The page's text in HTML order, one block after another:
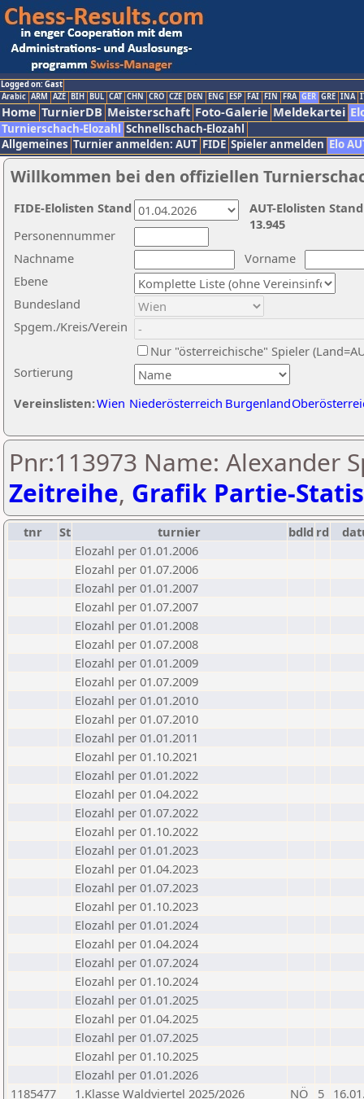
Logged on: Gast
Arabic ARM AZE BIH BUL CAT CHN CRO CZE DEN ENG ESP FAI FIN FRA GER GRE INA
Home TurnierDB Meisterschaft Foto-Galerie Meldekartei
Turnierschach-Elozahl Schnellschach-Elozahl
Allgemeines Turnier anmelden: AUT FIDE Spieler anmelden Elo
Willkommen bei den offiziellen
Nachname
Vorname
Ebene
Sortierung
Personennummer
Bundesland
Spgem./Kreis/Verein
Nur "österreichische" Spieler
Vereinslisten:Wien Niederösterreich Burgenland
AUT-Elolisten
13.945
FIDE-Elolisten Stand
Pnr:113973 Name: Alexander
Zeitreihe, Grafik Partie-
tnr St turnier bdld rd
Elozahl per 01.01.2006
Elozahl per 01.07.2006
Elozahl per 01.01.2007
Elozahl per 01.07.2007
Elozahl per 01.01.2008
Elozahl per 01.07.2008
Elozahl per 01.01.2009
Elozahl per 01.07.2009
Elozahl per 01.01.2010
Elozahl per 01.07.2010
Elozahl per 01.01.2011
Elozahl per 01.10.2021
Elozahl per 01.01.2022
Elozahl per 01.04.2022
Elozahl per 01.07.2022
Elozahl per 01.10.2022
Elozahl per 01.01.2023
Elozahl per 01.04.2023
Elozahl per 01.07.2023
Elozahl per 01.10.2023
Elozahl per 01.01.2024
Elozahl per 01.04.2024
Elozahl per 01.07.2024
Elozahl per 01.10.2024
Elozahl per 01.01.2025
Elozahl per 01.04.2025
Elozahl per 01.07.2025
Elozahl per 01.10.2025
Elozahl per 01.01.2026
1185477
1.Klasse Waldviertel 2025/2026 NÖ 5